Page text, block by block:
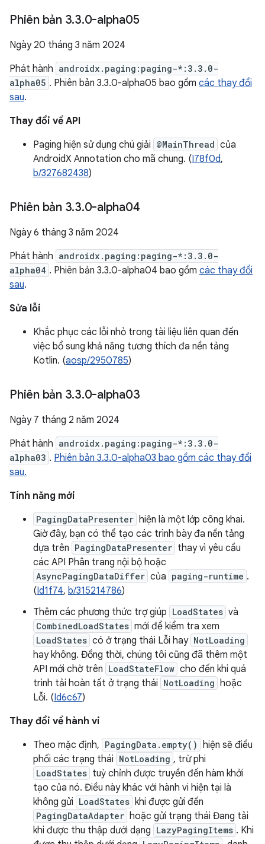
Phiên bản 3.3.0-alpha05
Ngày 20 tháng 3 năm 2024
Phát hành androidx.paging:paging-*:3.3.0-
alpha05 . Phiên bản 3.3.0-alpha05 bao gồm các thay đổi
sau.
Thay đổi về API
Paging hiện sử dụng chú giải @MainThread của
AndroidX Annotation cho mã chung. (I78f0d,
b/327682438)
Phiên bản 3.3.0-alpha04
Ngày 6 tháng 3 năm 2024
Phát hành androidx.paging:paging-*:3.3.0-
alpha04 . Phiên bản 3.3.0-alpha04 bao gồm các thay đổi
sau.
Sửa lỗi
Khắc phục các lỗi nhỏ trong tài liệu liên quan đến
việc bổ sung khả năng tương thích đa nền tảng
Kotlin. (aosp/2950785)
Phiên bản 3.3.0-alpha03
Ngày 7 tháng 2 năm 2024
Phát hành androidx.paging:paging-*:3.3.0-
alpha03 . Phiên bản 3.3.0-alpha03 bao gồm các thay đổi
sau.
Tính năng mới
PagingDataPresenter hiện là một lớp công khai.
Giờ đây, bạn có thể tạo các trình bày đa nền tảng
dựa trên PagingDataPresenter thay vì yêu cầu
các API Phân trang nội bộ hoặc
AsyncPagingDataDiffer của paging-runtime .
(Id1f74, b/315214786)
Thêm các phương thức trợ giúp LoadStates và
CombinedLoadStates mới để kiểm tra xem
LoadStates có ở trạng thái Lỗi hay NotLoading
hay không. Đồng thời, chúng tôi cũng đã thêm một
API mới chờ trên LoadStateFlow cho đến khi quá
trình tải hoàn tất ở trạng thái NotLoading hoặc
Lỗi. (Id6c67)
Thay đổi về hành vi
Theo mặc định, PagingData.empty() hiện sẽ điều
phối các trạng thái NotLoading , trừ phi
LoadStates tuỳ chỉnh được truyền đến hàm khởi
tạo của nó. Điều này khác với hành vi hiện tại là
không gửi LoadStates khi được gửi đến
PagingDataAdapter hoặc gửi trạng thái Đang tải
khi được thu thập dưới dạng LazyPagingItems . Khi